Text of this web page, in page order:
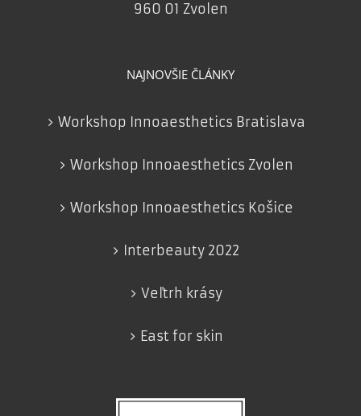
960 01 Zvolen
NAJNOVŠIE ČLÁNKY
Workshop Innoaesthetics Bratislava
Workshop Innoaesthetics Zvolen
Workshop Innoaesthetics Košice
Interbeauty 2022
Veľtrh krásy
East for skin